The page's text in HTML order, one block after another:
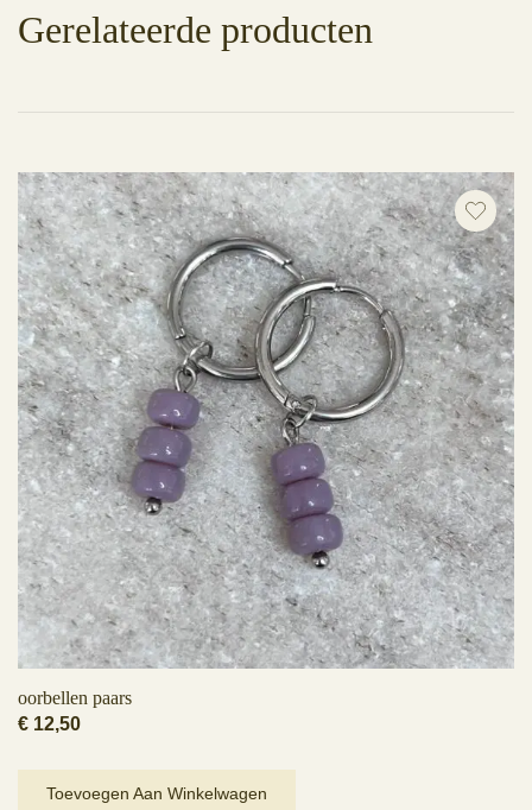
Gerelateerde producten
oorbellen paars
€ 12,50
Toevoegen Aan Winkelwagen